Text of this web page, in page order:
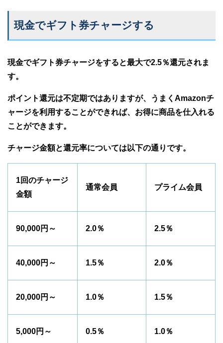
現金でギフト券チャージする
現金でギフト券チャージをすると最大で2.5％還元されま
す。
ポイント還元は不定期ではありますが、うまくAmazonチ
ャージを利用することができれば、お得に商品を仕入れる
ことができます。
チャージ金額と還元率については以下の通りです。
1回のチャージ
金額
通常会員 プライム会員
90,000円～ 2.0％ 2.5％
40,000円～ 1.5％ 2.0％
20,000円～ 1.0％ 1.5％
5,000円～ 0.5％ 1.0％